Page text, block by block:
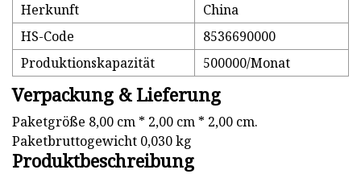
Herkunft
China
HS-Code
8536690000
Produktionskapazität
500000/Monat
Verpackung & Lieferung
Paketgröße 8,00 cm * 2,00 cm * 2,00 cm.
Paketbruttogewicht 0,030 kg
Produktbeschreibung